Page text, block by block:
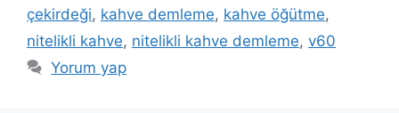
çekirdeği, kahve demleme, kahve öğütme,
nitelikli kahve, nitelikli kahve demleme, v60
Yorum yap